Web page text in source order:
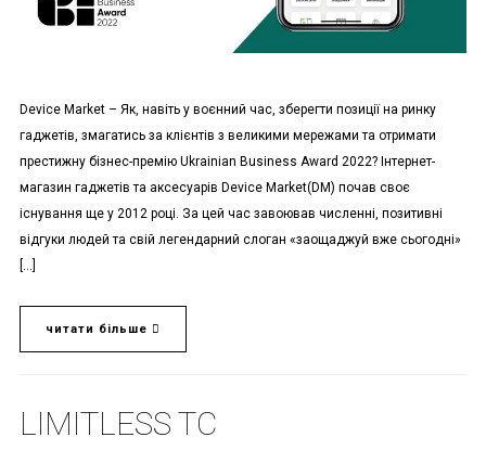
Device Market – Як, навіть у воєнний час, зберегти позиції на ринку
гаджетів, змагатись за клієнтів з великими мережами та отримати
престижну бізнес-премію Ukrainian Business Award 2022? Інтернет-
магазин гаджетів та аксесуарів Device Market(DM) почав своє
існування ще у 2012 році. За цей час завоював численні, позитивні
відгуки людей та свій легендарний слоган «заощаджуй вже сьогодні»
читати більше
LIMITLESS TC